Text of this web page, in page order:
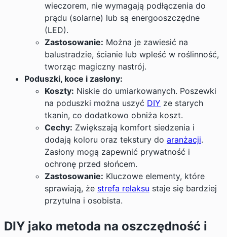
wieczorem, nie wymagają podłączenia do
prądu (solarne) lub są energooszczędne
(LED).
Zastosowanie: Można je zawiesić na
balustradzie, ścianie lub wpleść w roślinność,
tworząc magiczny nastrój.
Poduszki, koce i zasłony:
Koszty: Niskie do umiarkowanych. Poszewki
na poduszki można uszyć DIY ze starych
tkanin, co dodatkowo obniża koszt.
Cechy: Zwiększają komfort siedzenia i
dodają koloru oraz tekstury do aranżacji.
Zasłony mogą zapewnić prywatność i
ochronę przed słońcem.
Zastosowanie: Kluczowe elementy, które
sprawiają, że strefa relaksu staje się bardziej
przytulna i osobista.
DIY jako metoda na oszczędność i